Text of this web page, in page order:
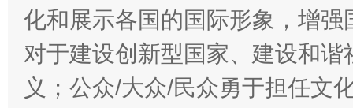
扯下公款旅游的“隐身衣” 如何以
化和展示各国的国际形象，增
对于建设创新型国家、建设和
义；公众/大众/民众勇于担任文